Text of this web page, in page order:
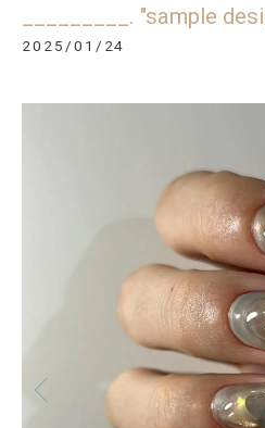
_________. "sample
2025/01/24